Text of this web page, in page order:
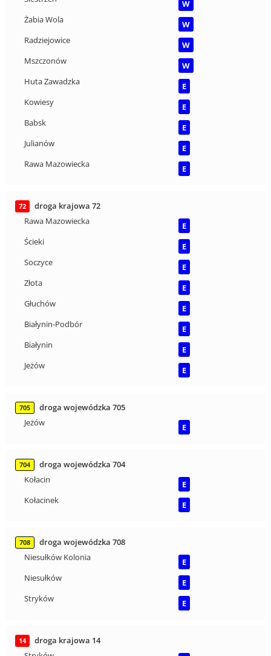
W
Żabia Wola
W
Radziejowice
W
Mszczonów
W
Huta Zawadzka
E
Kowiesy
E
Babsk
E
Julianów
E
Rawa Mazowiecka
E
72
droga krajowa 72
Rawa Mazowiecka
E
Ścieki
E
Soczyce
E
Złota
E
Głuchów
E
Białynin-Podbór
E
Białynin
E
Jeżów
E
705
droga wojewódzka 705
Jeżów
E
704
droga wojewódzka 704
Kołacin
E
Kołacinek
E
708
droga wojewódzka 708
Niesułków Kolonia
E
Niesułków
E
Stryków
E
14
droga krajowa 14